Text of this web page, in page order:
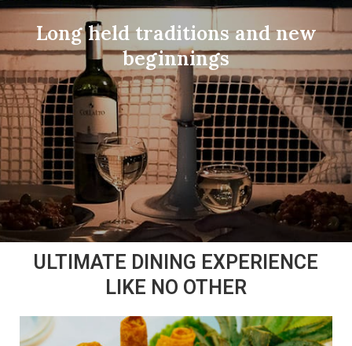
Long held traditions and new
beginnings
ULTIMATE DINING EXPERIENCE
LIKE NO OTHER